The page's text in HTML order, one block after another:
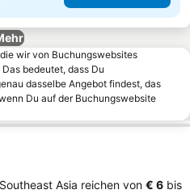
wir von Buchungswebsites
bedeutet, dass Du
dasselbe Angebot findest, das
Du auf der Buchungswebsite
Asia reichen von ‎€ 6 bis